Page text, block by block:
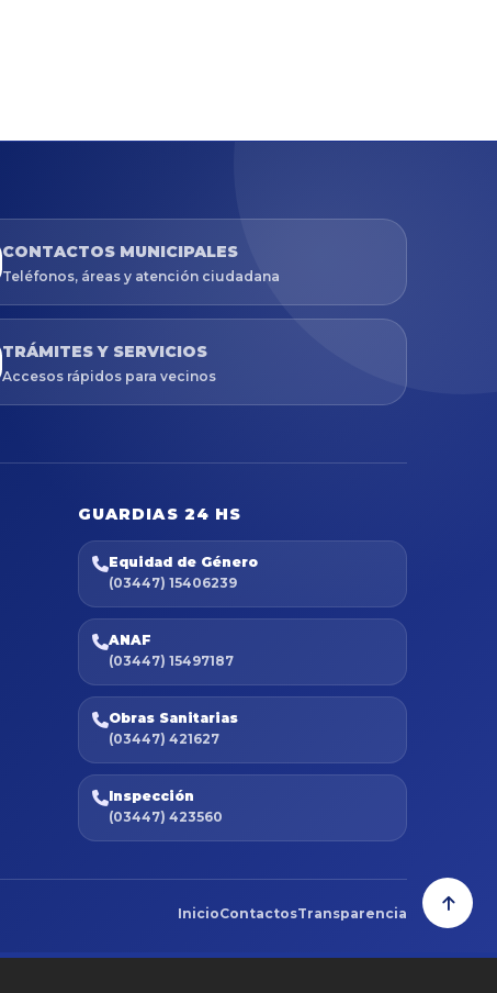
CONTACTOS MUNICIPALES
Teléfonos, áreas y atención ciudadana
TRÁMITES Y SERVICIOS
Accesos rápidos para vecinos
GUARDIAS 24 HS
Equidad de Género
(03447) 15406239
ANAF
(03447) 15497187
Obras Sanitarias
(03447) 421627
Inspección
(03447) 423560
InicioContactosTransparencia